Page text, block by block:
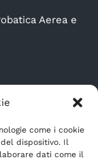
come i cookie
dispositivo. Il
dati come il
Aerea e